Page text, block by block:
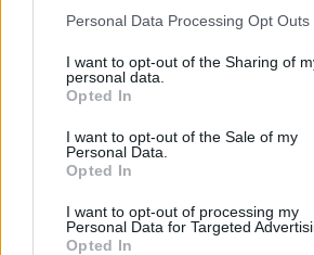
Personal Data Processing Opt Outs
I want to opt-out of the Sharing of
personal data.
Opted In
I want to opt-out of the Sale of my
Personal Data.
Opted In
I want to opt-out of processing my
Personal Data for Targeted
Opted In
επιβεβαιώθηκε, ξανά, πέρα από
γεγονότα της πραγματικής ζωής
περίπλοκα από τις ιστορίες που
στον καναπέ μας